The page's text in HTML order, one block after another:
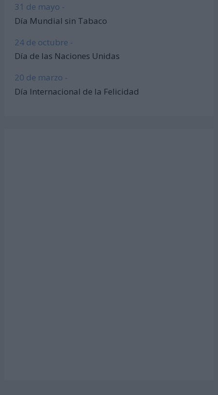
31 de mayo -
Día Mundial sin Tabaco
24 de octubre -
Día de las Naciones Unidas
20 de marzo -
Día Internacional de la Felicidad